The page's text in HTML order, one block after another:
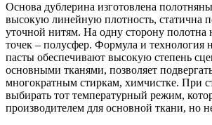
Основа дублерина изготовлена
высокую линейную плотность, статична
уточной нитям. На одну сторону полотна
точек – полусфер. Формула и технология
пасты обеспечивают высокую степень
основными тканями, позволяет
многократным стиркам, химчистке. При
выбирать тот температурный режим,
производителем для основной ткани, но